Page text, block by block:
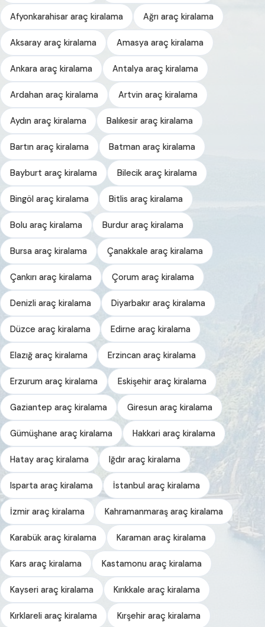
Afyonkarahisar araç kiralama Ağrı araç kiralama
Aksaray araç kiralama Amasya araç kiralama
Ankara araç kiralama Antalya araç kiralama
Ardahan araç kiralama Artvin araç kiralama
Aydın araç kiralama Balıkesir araç kiralama
Bartın araç kiralama Batman araç kiralama
Bayburt araç kiralama Bilecik araç kiralama
Bingöl araç kiralama Bitlis araç kiralama
Bolu araç kiralama Burdur araç kiralama
Bursa araç kiralama Çanakkale araç kiralama
Çankırı araç kiralama Çorum araç kiralama
Denizli araç kiralama Diyarbakır araç kiralama
Düzce araç kiralama Edirne araç kiralama
Elazığ araç kiralama Erzincan araç kiralama
Erzurum araç kiralama Eskişehir araç kiralama
Gaziantep araç kiralama Giresun araç kiralama
Gümüşhane araç kiralama Hakkari araç kiralama
Hatay araç kiralama Iğdır araç kiralama
Isparta araç kiralama İstanbul araç kiralama
İzmir araç kiralama Kahramanmaraş araç kiralama
Karabük araç kiralama Karaman araç kiralama
Kars araç kiralama Kastamonu araç kiralama
Kayseri araç kiralama Kırıkkale araç kiralama
Kırklareli araç kiralama Kırşehir araç kiralama